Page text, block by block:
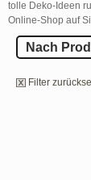
tolle Deko-Ideen
Online-Shop auf
Nach
Filter